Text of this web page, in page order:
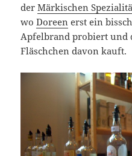
derMärkischen
woDoreen erst ein
Apfelbrand probiert und
Fläschchen davon kauft.